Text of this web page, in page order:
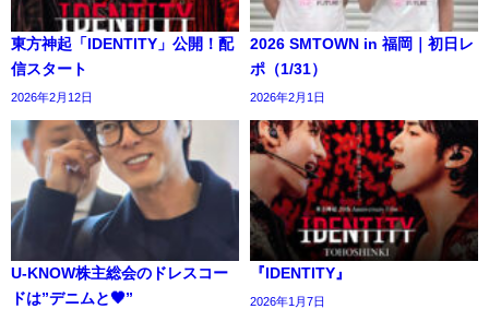
東方神起「IDENTITY」公開！配
信スタート
2026年2月12日
2026 SMTOWN in 福岡｜初日レ
ポ（1/31）
2026年2月1日
U-KNOW株主総会のドレスコー
ドは”デニムと🖤”
『IDENTITY』
2026年1月7日